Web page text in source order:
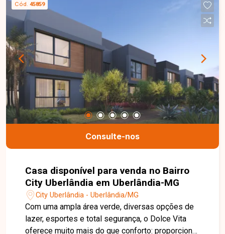
moderno, pensado para quem busca qualidade de
vida e tranquilidade em um só lugar. Nossa
equipe está pronta para tirar suas dúvidas e te
acompanhar em cada etapa do processo. Fale
conosco pelo telefone ou WhatsApp: (34) 3230-
9914, ou, se preferir, venha até uma de nossas
unidades e converse pessoalmente com um dos
nossos consultores. Estamos aqui para te ajudar
a encontrar o imóvel ideal!
Cód. 45859
Consulte-nos
Casa disponível para venda no Bairro
City Uberlândia em Uberlândia-MG
City Uberlândia - Uberlândia/MG
Com uma ampla área verde, diversas opções de
lazer, esportes e total segurança, o Dolce Vita
oferece muito mais do que conforto: proporciona